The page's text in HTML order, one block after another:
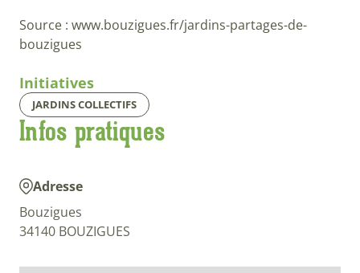
Source : www.bouzigues.fr/jardins-partages-de-
bouzigues
Initiatives
JARDINS COLLECTIFS
Infos pratiques
Adresse
Bouzigues
34140 BOUZIGUES